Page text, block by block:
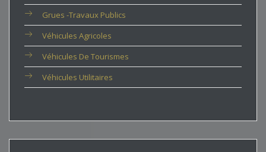
Grues -travaux Publics
Véhicules Agricoles
Véhicules De Tourismes
Véhicules Utilitaires